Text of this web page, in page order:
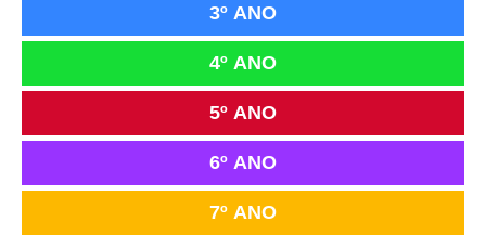
3º ANO
4º ANO
5º ANO
6º ANO
7º ANO